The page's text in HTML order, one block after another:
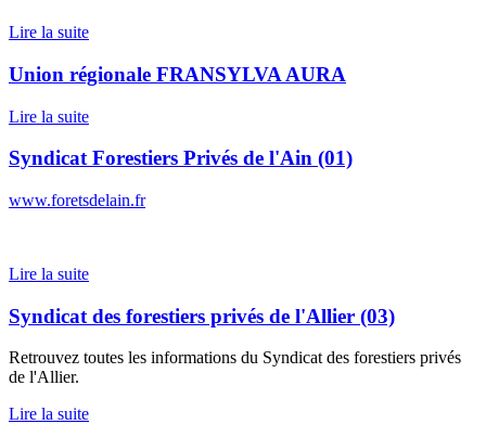
Lire la suite
Union régionale FRANSYLVA AURA
Lire la suite
Syndicat Forestiers Privés de l'Ain (01)
www.foretsdelain.fr
Lire la suite
Syndicat des forestiers privés de l'Allier (03)
Retrouvez toutes les informations du Syndicat des forestiers privés
de l'Allier.
Lire la suite